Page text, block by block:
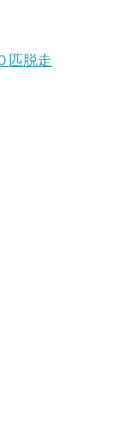
匹脱走